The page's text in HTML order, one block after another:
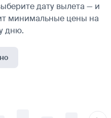
дату вылета — и
минимальные цены на
дню.